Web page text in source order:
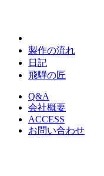
製作の流れ
日記
飛騨の匠
Q&A
会社概要
ACCESS
お問い合わせ